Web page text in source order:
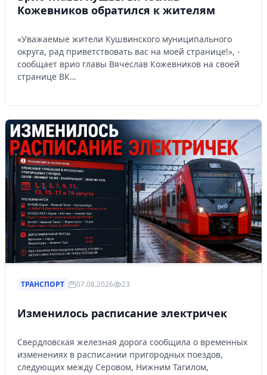
Кожевников обратился к жителям
«Уважаемые жители Кушвинского муниципального
округа, рад приветствовать вас на моей странице!», -
сообщает врио главы Вячеслав Кожевников на своей
странице ВК…
ТРАНСПОРТ 07.08.2026 23
Изменилось расписание электричек
Свердловская железная дорога сообщила о временных
изменениях в расписании пригородных поездов,
следующих между Серовом, Нижним Тагилом,